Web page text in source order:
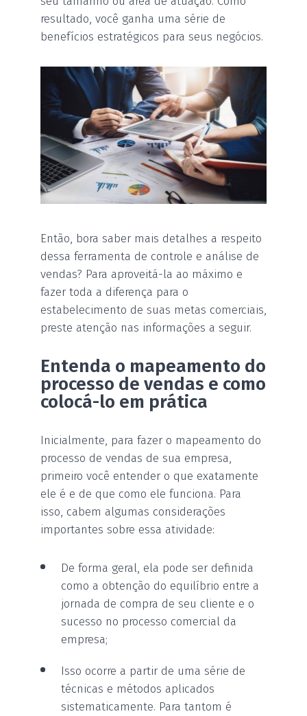
resultado, você ganha uma série de
benefícios estratégicos para seus negócios.
Então, bora saber mais detalhes a respeito
dessa ferramenta de controle e análise de
vendas? Para aproveitá-la ao máximo e
fazer toda a diferença para o
estabelecimento de suas metas comerciais,
preste atenção nas informações a seguir.
Entenda o mapeamento do
processo de vendas e como
colocá-lo em prática
Inicialmente, para fazer o mapeamento do
processo de vendas de sua empresa,
primeiro você entender o que exatamente
ele é e de que como ele funciona. Para
isso, cabem algumas considerações
importantes sobre essa atividade:
De forma geral, ela pode ser definida
como a obtenção do equilíbrio entre a
jornada de compra de seu cliente e o
sucesso no processo comercial da
empresa;
Isso ocorre a partir de uma série de
técnicas e métodos aplicados
sistematicamente. Para tantom é